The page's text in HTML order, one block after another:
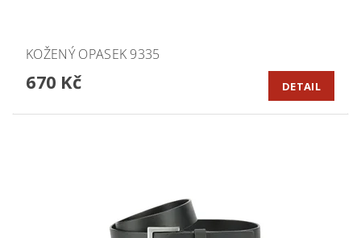
KOŽENÝ OPASEK 9335
670 Kč DETAIL